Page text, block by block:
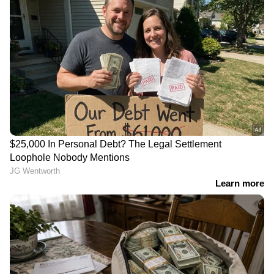
RECOMMENDED STORIES
കോടതിയുടെ കടുത്ത
നടപടി; തിരുവല്ല താലൂക്ക്
ഓഫീസിലെ ജീപ്പും
കമ്പ്യൂട്ടറും അടക്കം എല്ലാം
'വെട്ടിയത് മഴു മറന്നിരുന്നു,
വെട്ടേറ്റ മരം അത്
മറന്നിരുന്നില്ല', എഡിജിപി
എംആർ അജിത്